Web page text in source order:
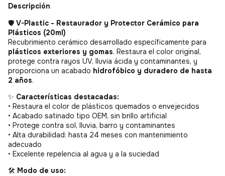
Descripción
🛡️ V-Plastic - Restaurador y Protector Cerámico para
Plásticos (20ml)
Recubrimiento cerámico desarrollado específicamente para
plásticos exteriores y gomas. Restaura el color original,
protege contra rayos UV, lluvia ácida y contaminantes, y
proporciona un acabado hidrofóbico y duradero de hasta
2 años.
✨ Características destacadas:
• Restaura el color de plásticos quemados o envejecidos
• Acabado satinado tipo OEM, sin brillo artificial
• Protege contra sol, lluvia, barro y contaminantes
• Alta durabilidad: hasta 24 meses con mantenimiento
adecuado
• Excelente repelencia al agua y a la suciedad
🛠️ Modo de uso: